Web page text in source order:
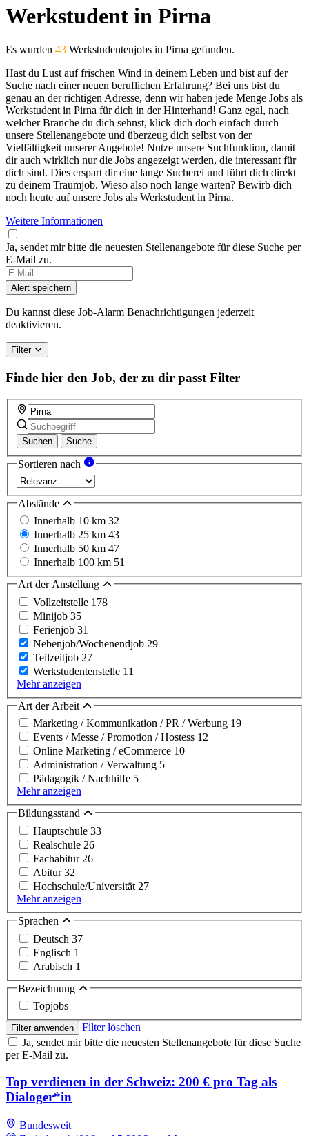
Werkstudent in Pirna
Es wurden 43 Werkstudentenjobs in Pirna gefunden.
Hast du Lust auf frischen Wind in deinem Leben und bist auf der
Suche nach einer neuen beruflichen Erfahrung? Bei uns bist du
genau an der richtigen Adresse, denn wir haben jede Menge Jobs als
Werkstudent in Pirna für dich in der Hinterhand! Ganz egal, nach
welcher Branche du dich sehnst, klick dich doch einfach durch
unsere Stellenangebote und überzeug dich selbst von der
Vielfältigkeit unserer Angebote! Nutze unsere Suchfunktion, damit
dir auch wirklich nur die Jobs angezeigt werden, die interessant für
dich sind. Dies erspart dir eine lange Sucherei und führt dich direkt
zu deinem Traumjob. Wieso also noch lange warten? Bewirb dich
noch heute auf unsere Jobs als Werkstudent in Pirna.
Weitere Informationen
Ja, sendet mir bitte die neuesten Stellenangebote für diese Suche per
E-Mail zu.
Alert speichern
Du kannst diese Job-Alarm Benachrichtigungen jederzeit
deaktivieren.
Filter
Finde hier den Job, der zu dir passt Filter
Suchen Suche
Sortieren nach
Abstände
Innerhalb 10 km 32
Innerhalb 25 km 43
Innerhalb 50 km 47
Innerhalb 100 km 51
Art der Anstellung
Vollzeitstelle 178
Minijob 35
Ferienjob 31
Nebenjob/Wochenendjob 29
Teilzeitjob 27
Werkstudentenstelle 11
Mehr anzeigen
Art der Arbeit
Marketing / Kommunikation / PR / Werbung 19
Events / Messe / Promotion / Hostess 12
Online Marketing / eCommerce 10
Administration / Verwaltung 5
Pädagogik / Nachhilfe 5
Mehr anzeigen
Bildungsstand
Hauptschule 33
Realschule 26
Fachabitur 26
Abitur32
Hochschule/Universität 27
Mehr anzeigen
Sprachen
Deutsch 37
Englisch 1
Arabisch 1
Bezeichnung
Topjobs
Filter anwenden
Filter löschen
Ja, sendet mir bitte die neuesten Stellenangebote für diese Suche
per E-Mail zu.
Top verdienen in der Schweiz: 200 € pro Tag als
Dialoger*in
Bundesweit